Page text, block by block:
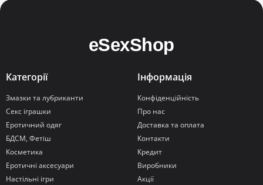
Категорії
Змазки та лубриканти
Секс іграшки
Еротичний одяг
БДСМ, Фетіш
Косметика
Еротичні аксесуари
Настільні ігри
Інформація
Конфіденційність
Про нас
Доставка та оплата
Контакти
Кредит
Виробники
Акції